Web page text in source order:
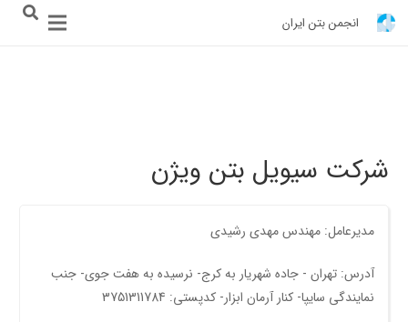
انجمن بتن ایران
شرکت سیویل بتن ویژن
مدیرعامل: مهندس مهدی رشیدی
آدرس: تهران - جاده شهريار به کرج- نرسيده به هفت جوی- جنب
نمايندگی سايپا- کنار آرمان ابزار- کدپستی: 3751311784